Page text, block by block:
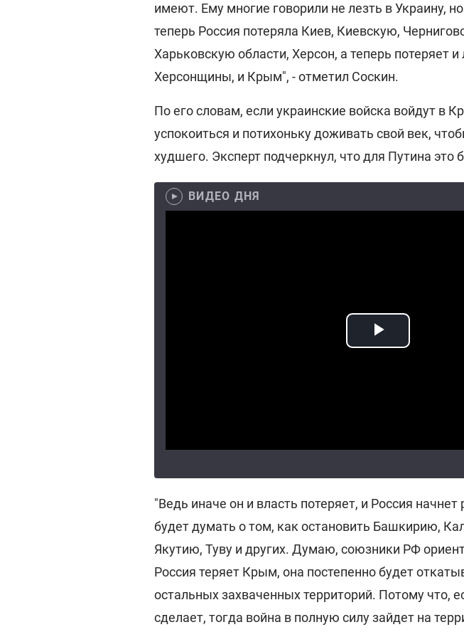
имеют. Ему многие говорили не лезть в Украину,
теперь Россия потеряла Киев, Киевскую,
Харьковскую области, Херсон, а теперь потеряет
Херсонщины, и Крым", - отметил Соскин.
По его словам, если украинские войска войдут в
успокоиться и потихоньку доживать свой век,
худшего. Эксперт подчеркнул, что для Путина это
ВИДЕО ДНЯ
"Ведь иначе он и власть потеряет, и Россия
будет думать о том, как остановить Башкирию,
Якутию, Туву и других. Думаю, союзники РФ
Россия теряет Крым, она постепенно будет
остальных захваченных территорий. Потому что,
сделает, тогда война в полную силу зайдет на